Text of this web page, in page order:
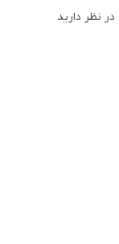
نظر دارید